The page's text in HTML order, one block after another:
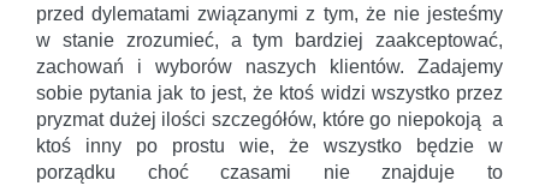
przed dylematami związanymi z tym, że nie jesteśmy
w stanie zrozumieć, a tym bardziej zaakceptować,
zachowań i wyborów naszych klientów. Zadajemy
sobie pytania jak to jest, że ktoś widzi wszystko przez
pryzmat dużej ilości szczegółów, które go niepokoją a
ktoś inny po prostu wie, że wszystko będzie w
porządku choć czasami nie znajduje to